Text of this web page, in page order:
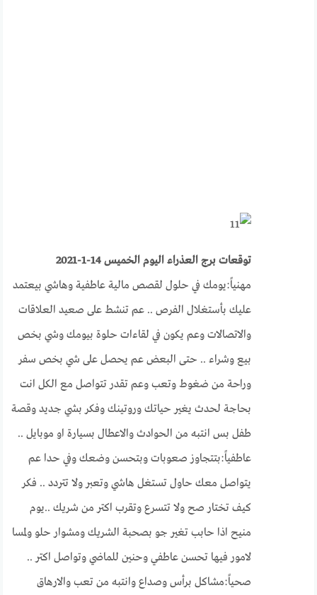
توقعات برج العذراء اليوم الخميس 14-1-2021
مهنياً:يومك في حلول لقصص مالية عاطفية وهاشي بيعتمد
عليك بأستغلال الفرص .. عم تنشط على صعيد العلاقات
والاتصالات وعم يكون في لقاءات حلوة بيومك وشي بخص
بيع وشراء .. حتى البعض عم يحصل على شي بخص سفر
وراحة من ضغوط وتعب وعم تقدر تتواصل مع الكل انت
بحاجة لحدث يغير حياتك وروتينك وفكر بشي جديد وقصة
طفل بس انتبه من الحوادث والاعطال بسيارة او موبايل ..
عاطفياً:بتتجاوز صعوبات وبتحسن وضعك وفي حدا عم
يتواصل معك حاول تستغل هاشي وتعبر ولا تتردد .. فكر
كيف تختار صح ولا تتسرع وتقرب اكتر من شريك ..يوم
منيح اذا حابب تغير جو بصحبة الشريك ومشوار حلو ولمسا
لامور فيها تحسن عاطفي وحنين للماضي وتواصل اكتر ..
صحياً:مشاكل برأس وصداع وانتبه من تعب والارهاق